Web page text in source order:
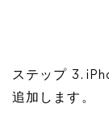
ステップ 3.
追加します。